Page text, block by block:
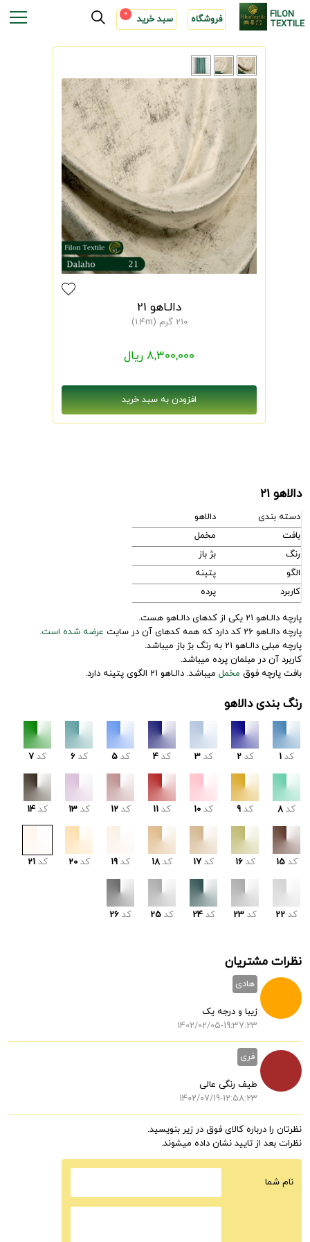
FILON
TEXTILE فروشگاه سبد خرید 0
دالـاهو 21
210 گرم (1.4m)
8,300,000 ریال
دالاهو 21
دسته بندی
دالاهو
بافت
مخمل
رنگ
بژ باز
الگو
پتینه
کاربرد
پرده
پارچه دالـاهو 21 یکی از کدهای دالـاهو هست.
پارچه دالـاهو 26 کد دارد که همه کدهای آن در سایت
عرضه شده است.
پارچه مبلی دالـاهو 21 به رنگ بژ باز میباشد.
کاربرد آن در مبلمان پرده میباشد.
بافت پارچه فوق مخمل میباشد. دالـاهو 21 الگوی پتینه دارد.
رنگ بندی دالاهو
کد 1 کد 2 کد 3 کد 4 کد 5 کد 6 کد 7
کد 8 کد 9 کد 10 کد 11 کد 12 کد 13 کد 14
کد 15 کد 16 کد 17 کد 18 کد 19 کد 20 کد 21
کد 22 کد 23 کد 24 کد 25 کد 26
نظرات مشتریان
هادی
زیبا و درجه یک
1402/02/05-19:37:23
فری
طیف رنگی عالی
1402/07/19-12:58:23
نظرتان را درباره کالای فوق در زیر بنویسید.
نظرات بعد از تایید نشان داده میشوند.
نام شما